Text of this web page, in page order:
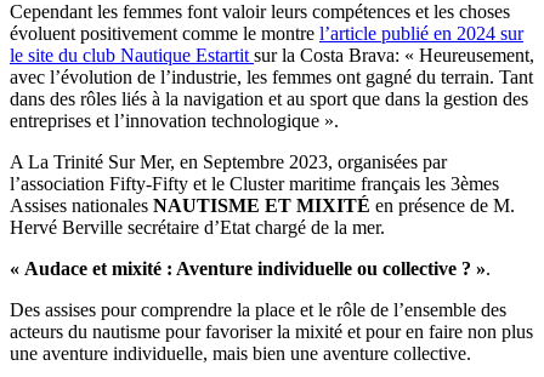
Cependant les femmes font valoir leurs compétences et les choses
évoluent positivement comme le montre l’article publié en 2024 sur
le site du club Nautique Estartitsur la Costa Brava: « Heureusement,
avec l’évolution de l’industrie, les femmes ont gagné du terrain. Tant
dans des rôles liés à la navigation et au sport que dans la gestion des
entreprises et l’innovation technologique ».
A La Trinité Sur Mer, en Septembre 2023, organisées par
l’association Fifty-Fifty et le Cluster maritime français les 3èmes
Assises nationales NAUTISME ET MIXITÉ en présence de M.
Hervé Berville secrétaire d’Etat chargé de la mer.
« Audace et mixité : Aventure individuelle ou collective ? ».
Des assises pour comprendre la place et le rôle de l’ensemble des
acteurs du nautisme pour favoriser la mixité et pour en faire non plus
une aventure individuelle, mais bien une aventure collective.